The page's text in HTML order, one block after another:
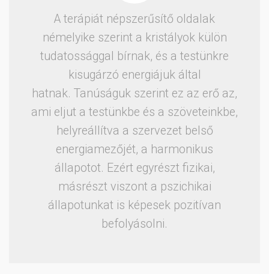
A terápiát népszerűsítő oldalak
némelyike szerint a kristályok külön
tudatossággal bírnak, és a testünkre
kisugárzó energiájuk által
hatnak. Tanúságuk szerint ez az erő az,
ami eljut a testünkbe és a szöveteinkbe,
helyreállítva a szervezet belső
energiamezőjét, a harmonikus
állapotot. Ezért egyrészt fizikai,
másrészt viszont a pszichikai
állapotunkat is képesek pozitívan
befolyásolni.